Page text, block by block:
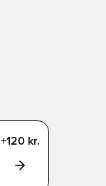
+120 kr.